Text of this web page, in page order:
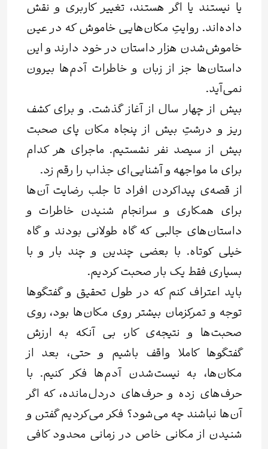
یا نیستند یا اگر هستند، تغییر کاربری و نقش
داده‌اند. روایتِ مکان‌هایی خاموش که در عین
خاموش‌شدن هزار داستان در خود دارند و این
داستان‌ها جز از زبان و خاطرات آدم‌ها بیرون
نمی‌آید.
بیش از چهار سال از آغاز گذشت. و برای کشف
ریز و درشتِ بیش از پنجاه مکان پای صحبت
بیش از سیصد نفر نشستیم. ماجرای هر کدام
برای ما مواجهه‌ و آشنایی‌ای جذاب را رقم ‌زد.
از قصه‌ی پیداکردن افراد تا جلب رضایت آن‌ها
برای همکاری و سرانجام شنیدن خاطرات و
داستان‌های جالبی که گاه طولانی بودند و گاه
خیلی کوتاه. با بعضی چندین و چند بار و با
بسیاری فقط یک ‌بار صحبت کردیم.
باید اعتراف کنم که در طول تحقیق و گفتگوها
توجه و تمرکزمان بیشتر روی مکان‌ها بود، روی
صحبت‌ها و نتیجه‌ی کار، بی‌ آنکه به ارزش
گفتگوها کاملا واقف باشیم و حتی، بعد از
مکان‌ها، به نیست‌شدن آدم‌ها فکر کنیم. با
حرف‌های زده و حرف‌های دردل‌مانده، که اگر
آن‌ها نباشند چه می‌شود؟ فکر می‌کردیم گفتن و
شنیدن از مکانی خاص در زمانی محدود کافی